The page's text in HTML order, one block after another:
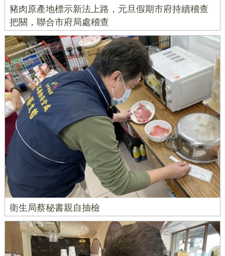
豬肉原產地標示新法上路，元旦假期市府持續稽查
把關，聯合市府局處稽查
衛生局蔡秘書親自抽檢